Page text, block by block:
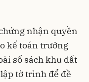
nhận quyền
kế toán trưởng
sổ sách khu đất
tờ trình để đề